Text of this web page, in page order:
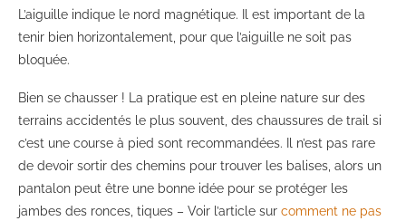
L’aiguille indique le nord magnétique. Il est important de la
tenir bien horizontalement, pour que l’aiguille ne soit pas
bloquée.
Bien se chausser ! La pratique est en pleine nature sur des
terrains accidentés le plus souvent, des chaussures de trail si
c’est une course à pied sont recommandées. Il n’est pas rare
de devoir sortir des chemins pour trouver les balises, alors un
pantalon peut être une bonne idée pour se protéger les
jambes des ronces, tiques – Voir l’article sur comment ne pas